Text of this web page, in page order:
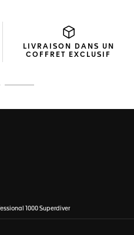
LIVRAISON DANS UN
COFFRET EXCLUSIF
1000 Superdiver